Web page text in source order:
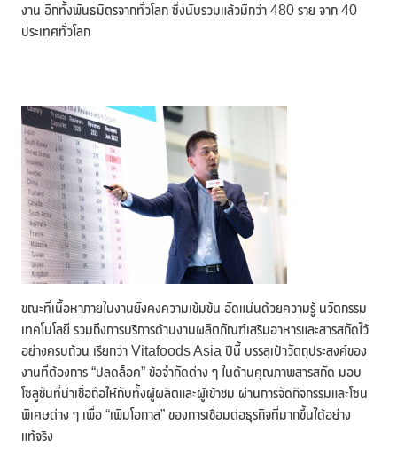
งาน อีกทั้งพันธมิตรจากทั่วโลก ซึ่งนับรวมแล้วมีกว่า 480 ราย จาก 40
ประเทศทั่วโลก
ขณะที่เนื้อหาภายในงานยังคงความเข้มข้น อัดแน่นด้วยความรู้ นวัตกรรม
เทคโนโลยี รวมถึงการบริการด้านงานผลิตภัณฑ์เสริมอาหารและสารสกัดไว้
อย่างครบถ้วน เรียกว่า Vitafoods Asia ปีนี้ บรรลุเป้าวัตถุประสงค์ของ
งานที่ต้องการ “ปลดล็อค” ข้อจำกัดต่าง ๆ ในด้านคุณภาพสารสกัด มอบ
โซลูชันที่น่าเชื่อถือให้กับทั้งผู้ผลิตและผู้เข้าชม ผ่านการจัดกิจกรรมและโซน
พิเศษต่าง ๆ เพื่อ “เพิ่มโอกาส” ของการเชื่อมต่อธุรกิจที่มากขึ้นได้อย่าง
แท้จริง